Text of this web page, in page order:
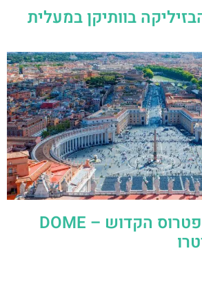
בוותיקן במעלית
כיפת בזיליקת פטרוס הקדוש – DOME